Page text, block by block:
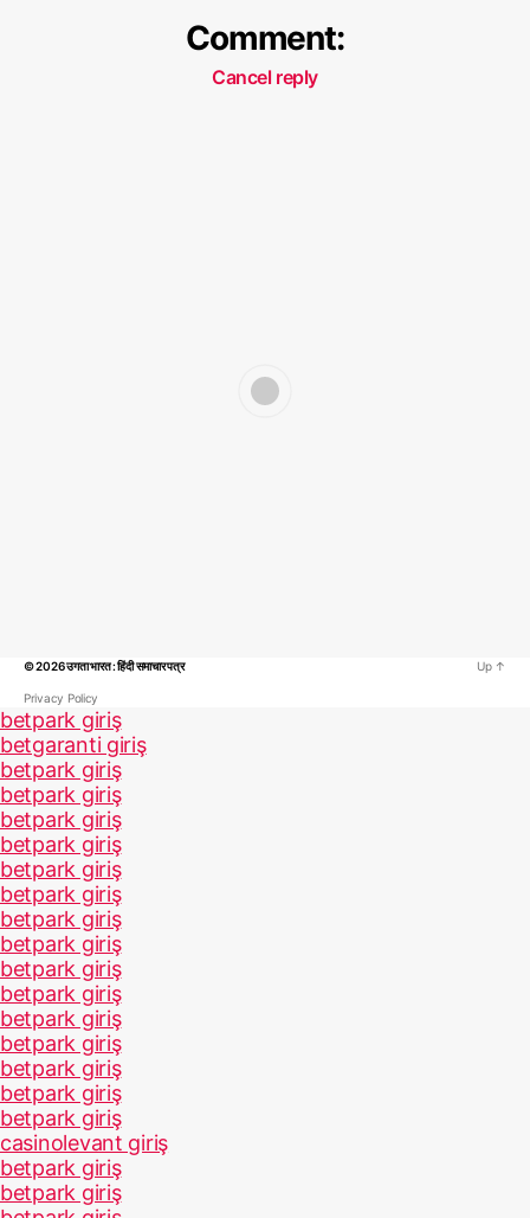
Comment:
Cancel reply
© 2026उगता भारत : हिंदी समाचार पत्र
Privacy Policy
Up ↑
betpark giriş
betgaranti giriş
betpark giriş
betpark giriş
betpark giriş
betpark giriş
betpark giriş
betpark giriş
betpark giriş
betpark giriş
betpark giriş
betpark giriş
betpark giriş
betpark giriş
betpark giriş
betpark giriş
betpark giriş
casinolevant giriş
betpark giriş
betpark giriş